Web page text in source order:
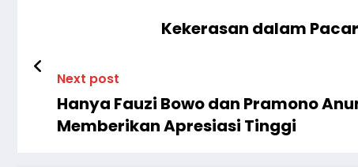
Kekerasan dalam
Next post
Hanya Fauzi Bowo dan Pramono
Memberikan Apresiasi Tinggi